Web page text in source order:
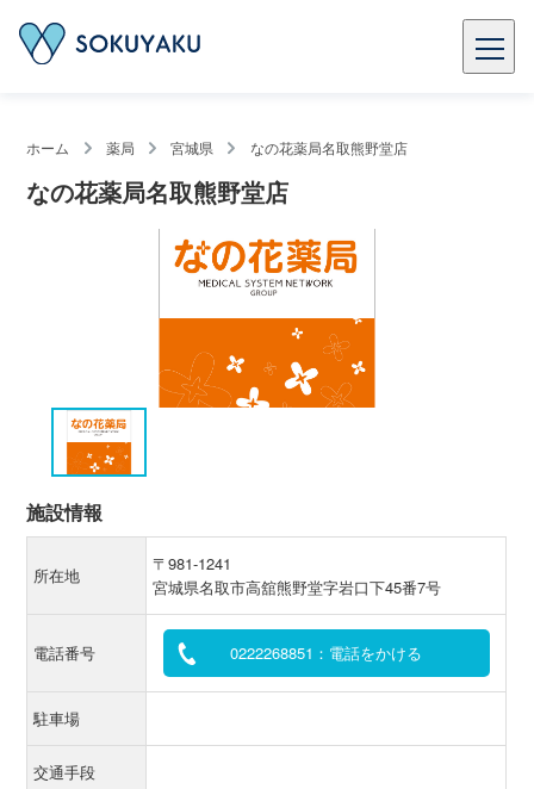
ホーム 薬局 宮城県 なの花薬局名取熊野堂店
なの花薬局名取熊野堂店
施設情報
所在地
〒981-1241
宮城県名取市高舘熊野堂字岩口下45番7号
電話番号 0222268851：電話をかける
駐車場
交通手段